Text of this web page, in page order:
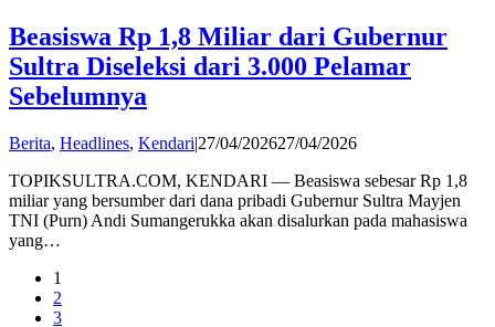
Beasiswa Rp 1,8 Miliar dari Gubernur
Sultra Diseleksi dari 3.000 Pelamar
Sebelumnya
Berita, Headlines, Kendari|27/04/202627/04/2026by
TOPIKSULTRA.COM, KENDARI — Beasiswa sebesar Rp 1,8
miliar yang bersumber dari dana pribadi Gubernur Sultra Mayjen
TNI (Purn) Andi Sumangerukka akan disalurkan pada mahasiswa
yang…
1
2
3